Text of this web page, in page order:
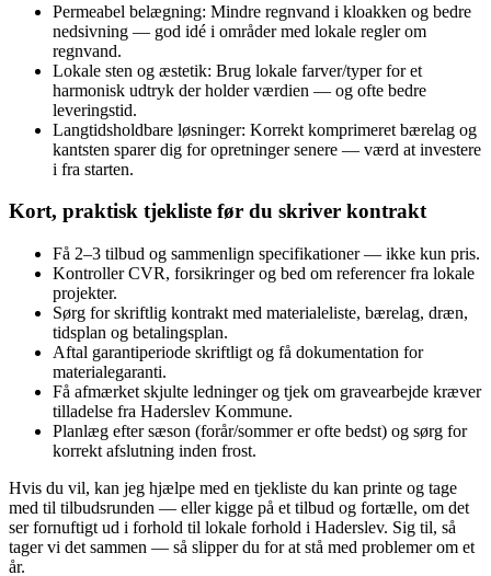
Permeabel belægning: Mindre regnvand i kloakken og bedre
nedsivning — god idé i områder med lokale regler om
regnvand.
Lokale sten og æstetik: Brug lokale farver/typer for et
harmonisk udtryk der holder værdien — og ofte bedre
leveringstid.
Langtidsholdbare løsninger: Korrekt komprimeret bærelag og
kantsten sparer dig for opretninger senere — værd at investere
i fra starten.
Kort, praktisk tjekliste før du skriver kontrakt
Få 2–3 tilbud og sammenlign specifikationer — ikke kun pris.
Kontroller CVR, forsikringer og bed om referencer fra lokale
projekter.
Sørg for skriftlig kontrakt med materialeliste, bærelag, dræn,
tidsplan og betalingsplan.
Aftal garantiperiode skriftligt og få dokumentation for
materialegaranti.
Få afmærket skjulte ledninger og tjek om gravearbejde kræver
tilladelse fra Haderslev Kommune.
Planlæg efter sæson (forår/sommer er ofte bedst) og sørg for
korrekt afslutning inden frost.
Hvis du vil, kan jeg hjælpe med en tjekliste du kan printe og tage
med til tilbudsrunden — eller kigge på et tilbud og fortælle, om det
ser fornuftigt ud i forhold til lokale forhold i Haderslev. Sig til, så
tager vi det sammen — så slipper du for at stå med problemer om et
år.